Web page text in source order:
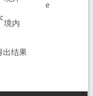
e
境内
出结果